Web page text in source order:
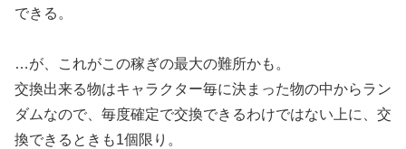
できる。
…が、これがこの稼ぎの最大の難所かも。
交換出来る物はキャラクター毎に決まった物の中からラン
ダムなので、毎度確定で交換できるわけではない上に、交
換できるときも1個限り。